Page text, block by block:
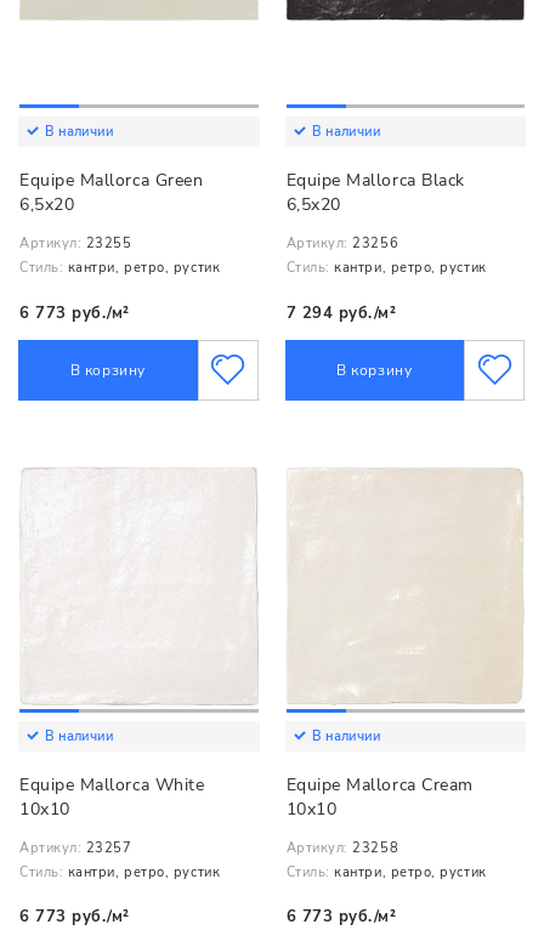
В наличии
Equipe Mallorca Green
6,5x20
Артикул: 23255
Стиль: кантри, ретро, рустик
6 773 руб./м²
В корзину
В наличии
Equipe Mallorca Black
6,5x20
Артикул: 23256
Стиль: кантри, ретро, рустик
7 294 руб./м²
В корзину
В наличии
Equipe Mallorca White
10x10
Артикул: 23257
Стиль: кантри, ретро, рустик
6 773 руб./м²
В наличии
Equipe Mallorca Cream
10x10
Артикул: 23258
Стиль: кантри, ретро, рустик
6 773 руб./м²